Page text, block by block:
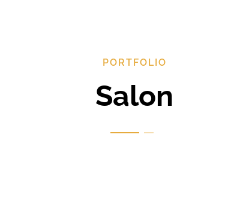
PORTFOLIO
Salon